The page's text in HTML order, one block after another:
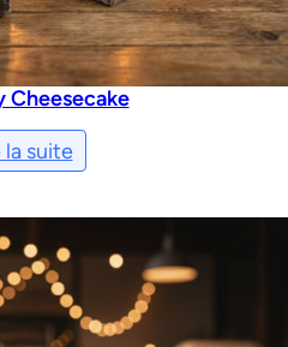
Cheesecake
la suite